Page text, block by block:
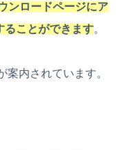
ンロードページにア
ることができます。
案内されています。